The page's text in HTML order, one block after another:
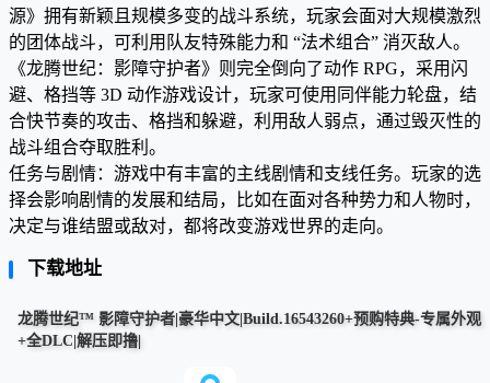
源》拥有新颖且规模多变的战斗系统，玩家会面对大规模激烈
的团体战斗，可利用队友特殊能力和 “法术组合” 消灭敌人。
《龙腾世纪：影障守护者》则完全倒向了动作 RPG，采用闪
避、格挡等 3D 动作游戏设计，玩家可使用同伴能力轮盘，结
合快节奏的攻击、格挡和躲避，利用敌人弱点，通过毁灭性的
战斗组合夺取胜利。
任务与剧情：游戏中有丰富的主线剧情和支线任务。玩家的选
择会影响剧情的发展和结局，比如在面对各种势力和人物时，
决定与谁结盟或敌对，都将改变游戏世界的走向。
下载地址
龙腾世纪™ 影障守护者|豪华中文|Build.16543260+预购特典-专属外观
+全DLC|解压即撸|